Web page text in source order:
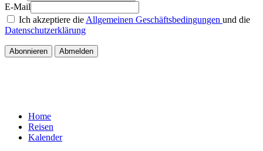
E-Mail
Ich akzeptiere die Allgemeinen Geschäftsbedingungen und die
Datenschutzerklärung
Home
Reisen
Kalender